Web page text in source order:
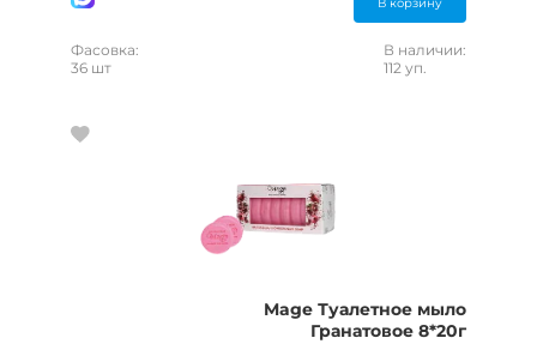
В корзину
Фасовка:
36 шт
В наличии:
112 уп.
Mage Туалетное мыло
Гранатовое 8*20г